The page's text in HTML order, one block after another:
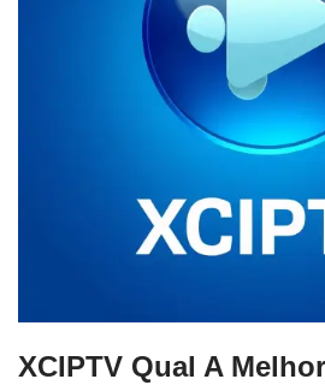
XCIPTV Qual A